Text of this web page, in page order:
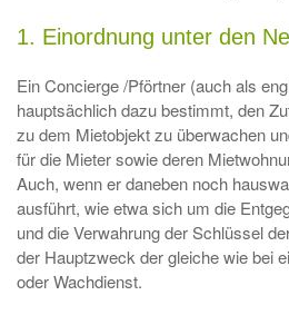
1. Einordnung unter den
Ein Concierge /Pförtner (auch als
hauptsächlich dazu bestimmt, den
zu dem Mietobjekt zu überwachen
für die Mieter sowie deren
Auch, wenn er daneben noch
ausführt, wie etwa sich um die
und die Verwahrung der Schlüssel
der Hauptzweck der gleiche wie bei
oder Wachdienst.